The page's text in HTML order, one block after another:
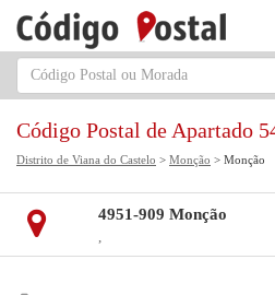
Código Postal de Apartado
Distrito de Viana do Castelo > Monção > Monção
4951-909 Monção
,